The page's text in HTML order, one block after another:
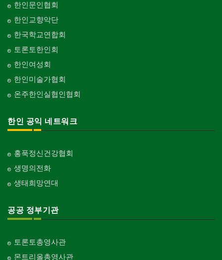
한인문인협회
한인교향악단
한국학교연합회
토론토한인회
한인여성회
한인미술가협회
온주한인실협인협회
한인 공익 네트워크
홍푹정신건강협회
생명의전화
생태희망연대
공공 정부기관
토론토총영사관
몬트리올총영사관